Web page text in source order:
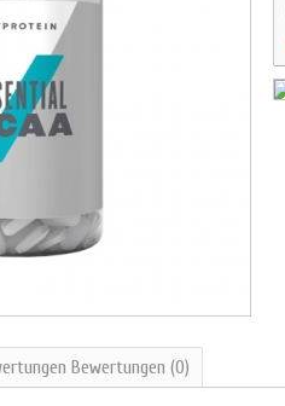
Bewertungen (0)